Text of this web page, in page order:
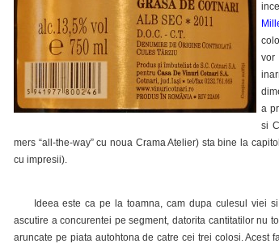
a
si
mers “all-the-way” cu noua Crama Atelier) sta bine la
cu impresii).
Ideea este ca pe la toamna, cam dupa culesul viei si
ascutire a concurentei pe segment, datorita cantitatilor nu
aruncate pe piata autohtona de catre cei trei colosi. Acest